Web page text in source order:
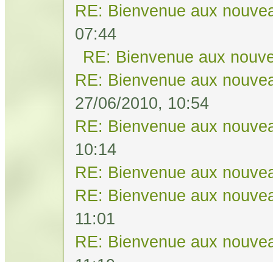
RE: Bienvenue aux
07:44
RE: Bienvenue aux
RE: Bienvenue aux
27/06/2010, 10:54
RE: Bienvenue aux
10:14
RE: Bienvenue aux
RE: Bienvenue aux
11:01
RE: Bienvenue aux